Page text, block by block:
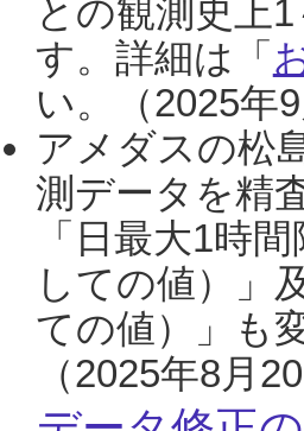
との観測史上
す。詳細は「
い。（2025年9
アメダスの松
測データを精
「日最大1時
しての値）」
ての値）」も
（2025年8月20